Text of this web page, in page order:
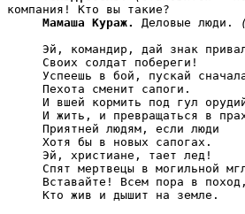
компания! Кто вы такие?
Мамаша Кураж.
Деловые люди.
Эй, командир, дай знак
     Своих солдат побереги!
Успеешь в бой, пускай
     Пехота сменит сапоги.
И вшей кормить под гул
И жить, и превращаться в
     Приятней людям, если люди
     Хотя бы в новых сапогах.
     Эй, христиане, тает лед!
Спят мертвецы в могильной
     Вставайте! Всем пора в поход,
     Кто жив и дышит на земле.